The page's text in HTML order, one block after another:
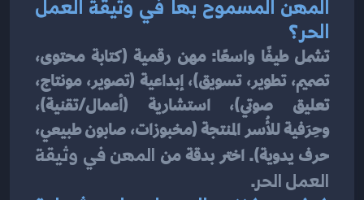
الحر؟
حرف يدوية). اختر بدقة من
العمل الحر.